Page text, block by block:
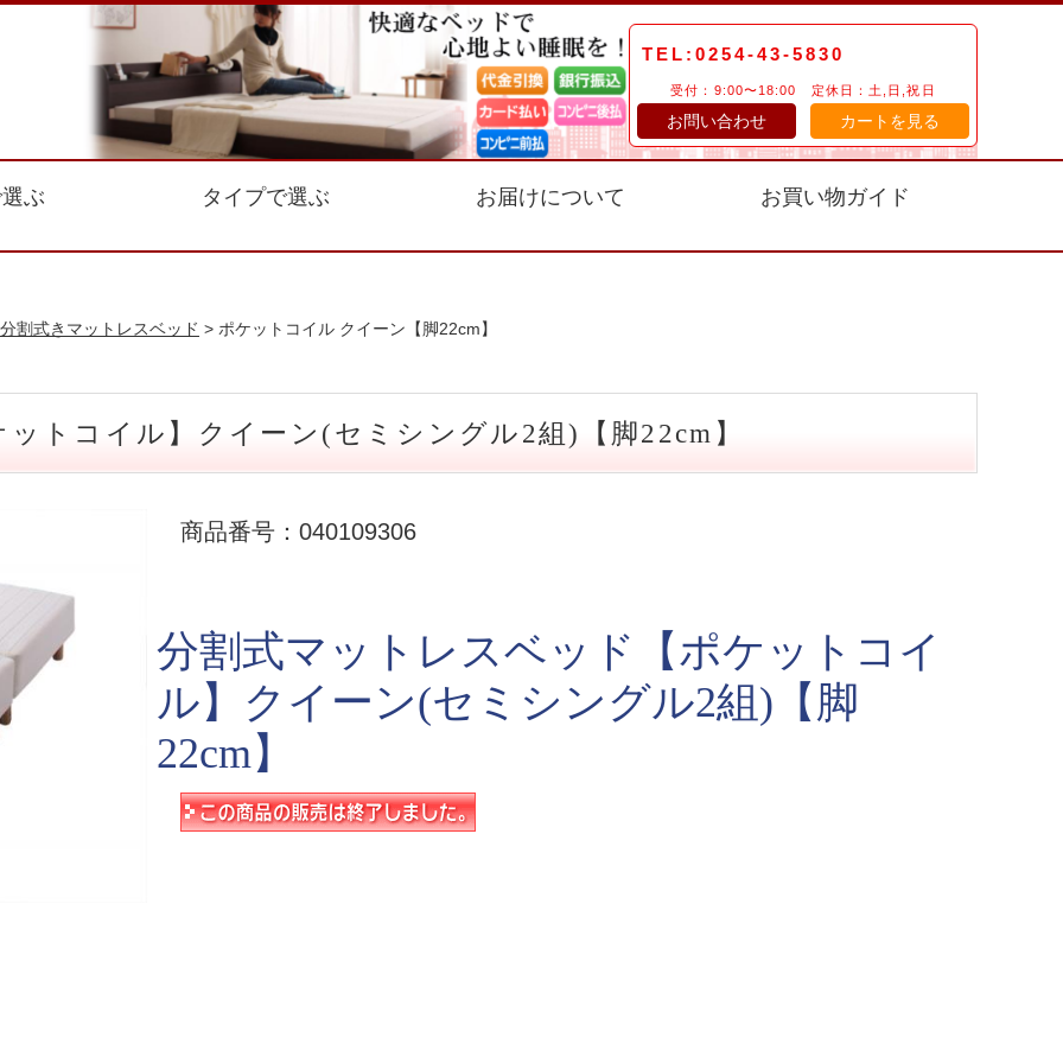
TEL:0254-43-5830
受付：9:00〜18:00 定休日：土,日,祝日
お問い合わせ カートを見る
ぶ タイプで選ぶ お届けについて お買い物ガイド
分割式きマットレスベッド > ポケットコイル クイーン【脚22cm】
トコイル】クイーン(セミシングル2組)【脚22cm】
商品番号：040109306
分割式マットレスベッド【ポケットコイ
ル】クイーン(セミシングル2組)【脚
22cm】